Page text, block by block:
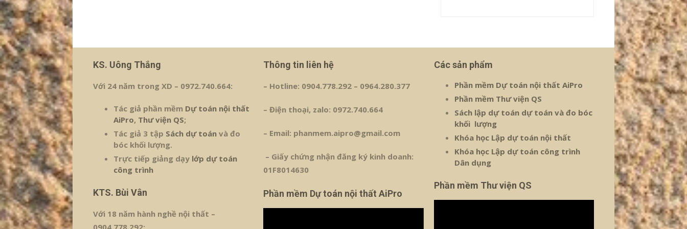
KS. Uông Thắng
Với 24 năm trong XD – 0972.740.664:
Tác giả phần mềm Dự toán nội thất
AiPro, Thư viện QS;
Tác giả 3 tập Sách dự toán và đo
bóc khối lượng.
Trực tiếp giảng dạy lớp dự toán
công trình
KTS. Bùi Vân
Với 18 năm hành nghề nội thất –
0904.778.292:
Thông tin liên hệ
– Hotline: 0904.778.292 – 0964.280.377
– Điện thoại, zalo: 0972.740.664
– Email: phanmem.aipro@gmail.com
– Giấy chứng nhận đăng ký kinh doanh:
01F8014630
Phần mềm Dự toán nội thất AiPro
Các sản phẩm
Phần mềm Dự toán nội thất AiPro
Phần mềm Thư viện QS
Sách lập dự toán dự toán và đo bóc
khối lượng
Khóa học Lập dự toán nội thất
Khóa học Lập dự toán công trình
Dân dụng
Phần mềm Thư viện QS